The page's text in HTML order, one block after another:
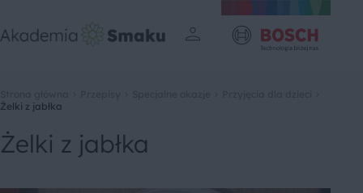
Żelki z jabłka
Żelki z jabłka